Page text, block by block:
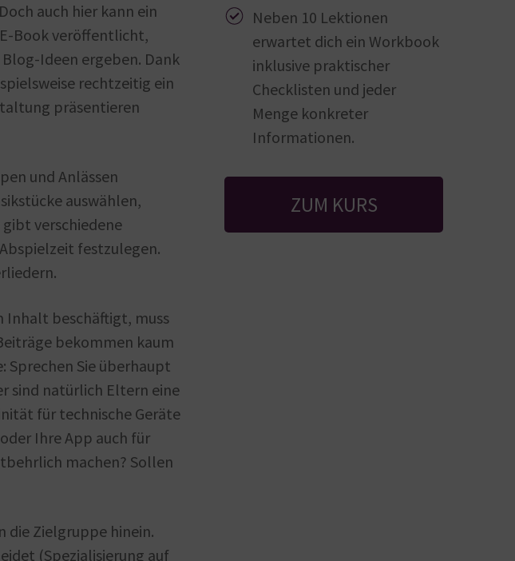
auch hier kann ein
Book veröffentlicht,
Ideen ergeben. Dank
rechtzeitig ein
präsentieren
und Anlässen
auswählen,
verschiedene
festzulegen.
Inhalt beschäftigt, muss
bekommen kaum
Sprechen Sie überhaupt
sind natürlich Eltern eine
für technische Geräte
Ihre App auch für
machen? Sollen
die Zielgruppe hinein.
(Spezialisierung auf
Neben 10 Lektionen
erwartet dich ein Workbook
inklusive praktischer
Checklisten und jeder
Menge konkreter
Informationen.
ZUM KURS